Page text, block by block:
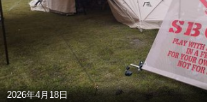
2026年4月18日